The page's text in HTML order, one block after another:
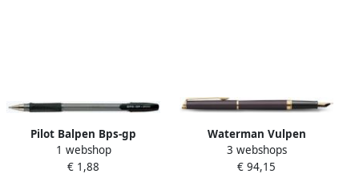
Pilot Balpen Bps-gp
Schrijfbreedte 0 31 Mm
Zwart 12 Stuks
1 webshop
€ 1,88
Waterman Vulpen
HÃ©misphÃ¨re Fashion
Colors metallic black GT
3 webshops
€ 94,15